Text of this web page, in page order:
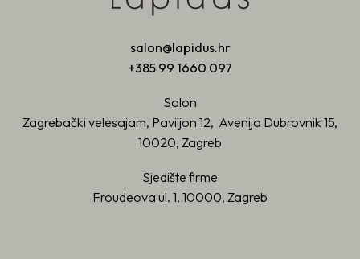
salon@lapidus.hr
+385 99 1660 097
Salon
Zagrebački velesajam, Paviljon 12, Avenija Dubrovnik 15,
10020, Zagreb
Sjedište firme
Froudeova ul. 1, 10000, Zagreb